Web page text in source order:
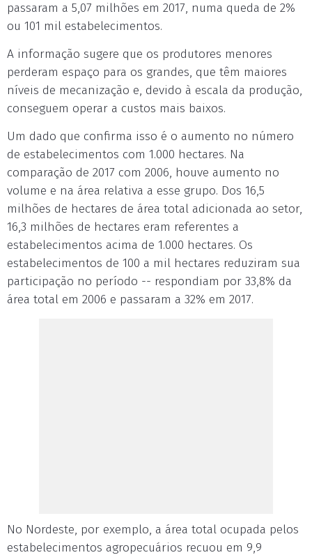
passaram a 5,07 milhões em 2017, numa queda de 2%
ou 101 mil estabelecimentos.
A informação sugere que os produtores menores
perderam espaço para os grandes, que têm maiores
níveis de mecanização e, devido à escala da produção,
conseguem operar a custos mais baixos.
Um dado que confirma isso é o aumento no número
de estabelecimentos com 1.000 hectares. Na
comparação de 2017 com 2006, houve aumento no
volume e na área relativa a esse grupo. Dos 16,5
milhões de hectares de área total adicionada ao setor,
16,3 milhões de hectares eram referentes a
estabelecimentos acima de 1.000 hectares. Os
estabelecimentos de 100 a mil hectares reduziram sua
participação no período -- respondiam por 33,8% da
área total em 2006 e passaram a 32% em 2017.
No Nordeste, por exemplo, a área total ocupada pelos
estabelecimentos agropecuários recuou em 9,9